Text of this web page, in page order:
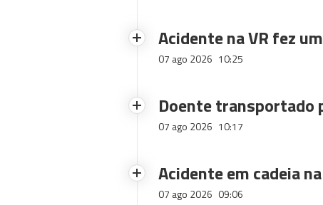
Acidente na VR fez
07 ago 2026 10:25
Doente transportado
07 ago 2026 10:17
Acidente em cadeia
07 ago 2026 09:06